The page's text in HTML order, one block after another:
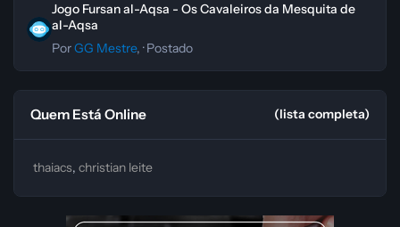
Jogo Fursan al-Aqsa - Os Cavaleiros da Mesquita de
al-Aqsa
PorGG Mestre, ·Postado
Quem Está Online (lista completa)
thaiacs christian leite